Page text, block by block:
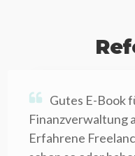
Gutes E-Book
Finanzverwaltung
Erfahrene